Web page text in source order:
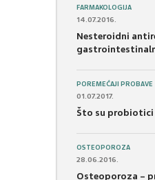
FARMAKOLOGIJA
14.07.2016.
Nesteroidni
POREMEĆAJI PROBAVE
01.07.2017.
Što su probiotici
OSTEOPOROZA
28.06.2016.
Osteoporoza –